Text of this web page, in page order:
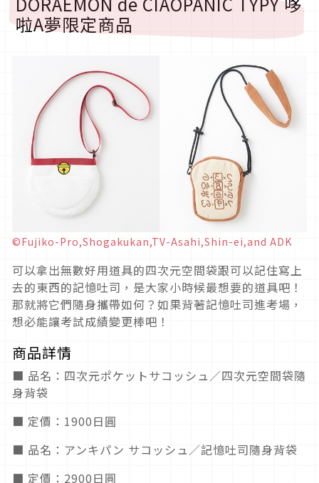
啦A夢限定商品
©Fujiko-Pro,Shogakukan,TV-Asahi,Shin-ei,and ADK
可以拿出無數好用道具的四次元空間袋跟可以記住寫上
去的東西的記憶吐司，是大家小時候最想要的道具吧！
那就將它們隨身攜帶如何？如果背著記憶吐司進考場，
想必能讓考試成績變更棒吧！
商品詳情
■ 品名：四次元ポケットサコッシュ／四次元空間袋隨
身背袋
■ 定價：1900日圓
■ 品名：アンキパン サコッシュ／記憶吐司隨身背袋
■ 定價：2900日圓